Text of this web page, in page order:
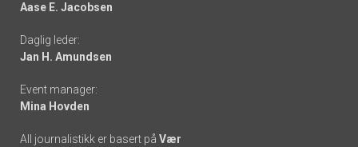
-
links
Aase E. Jacobsen
Daglig leder:
Jan H. Amundsen
Event manager:
Mina Hovden
All journalistikk er basert på Vær